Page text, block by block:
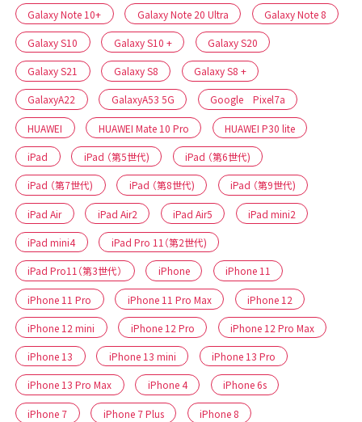
Galaxy Note 10+ Galaxy Note 20 Ultra Galaxy Note 8
Galaxy S10 Galaxy S10 + Galaxy S20
Galaxy S21 Galaxy S8 Galaxy S8 +
GalaxyA22 GalaxyA53 5G Google Pixel7a
HUAWEI HUAWEI Mate 10 Pro HUAWEI P30 lite
iPad iPad （第5世代) iPad （第6世代)
iPad （第7世代) iPad （第8世代) iPad （第9世代)
iPad Air iPad Air2 iPad Air5 iPad mini2
iPad mini4 iPad Pro 11（第2世代)
iPad Pro11（第3世代） iPhone iPhone 11
iPhone 11 Pro iPhone 11 Pro Max iPhone 12
iPhone 12 mini iPhone 12 Pro iPhone 12 Pro Max
iPhone 13 iPhone 13 mini iPhone 13 Pro
iPhone 13 Pro Max iPhone 4 iPhone 6s
iPhone 7 iPhone 7 Plus iPhone 8